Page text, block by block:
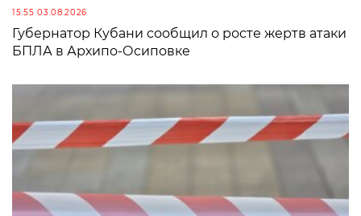
15:55 03.08.2026
Губернатор Кубани сообщил о росте жертв атаки
БПЛА в Архипо-Осиповке